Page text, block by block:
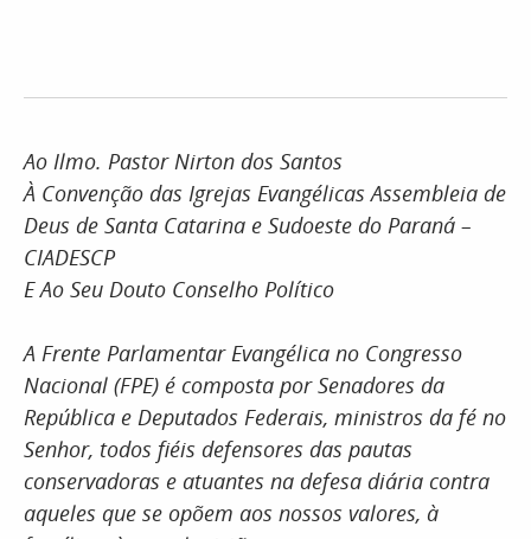
Ao Ilmo. Pastor Nirton dos Santos
À Convenção das Igrejas Evangélicas Assembleia de
Deus de Santa Catarina e Sudoeste do Paraná –
CIADESCP
E Ao Seu Douto Conselho Político
A Frente Parlamentar Evangélica no Congresso
Nacional (FPE) é composta por Senadores da
República e Deputados Federais, ministros da fé no
Senhor, todos fiéis defensores das pautas
conservadoras e atuantes na defesa diária contra
aqueles que se opõem aos nossos valores, à